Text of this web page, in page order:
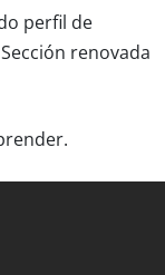
perfil de
renovada